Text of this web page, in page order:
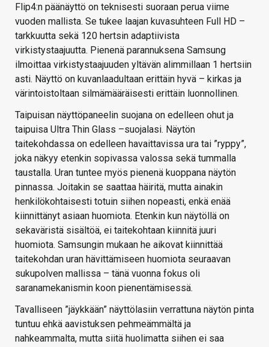
Flip4:n päänäyttö on teknisesti suoraan perua viime
vuoden mallista. Se tukee laajan kuvasuhteen Full HD –
tarkkuutta sekä 120 hertsin adaptiivista
virkistystaajuutta. Pienenä parannuksena Samsung
ilmoittaa virkistystaajuuden yltävän alimmillaan 1 hertsiin
asti. Näyttö on kuvanlaadultaan erittäin hyvä – kirkas ja
värintoistoltaan silmämääräisesti erittäin luonnollinen.
Taipuisan näyttöpaneelin suojana on edelleen ohut ja
taipuisa Ultra Thin Glass –suojalasi. Näytön
taitekohdassa on edelleen havaittavissa ura tai ”ryppy”,
joka näkyy etenkin sopivassa valossa sekä tummalla
taustalla. Uran tuntee myös pienenä kuoppana näytön
pinnassa. Joitakin se saattaa häiritä, mutta ainakin
henkilökohtaisesti totuin siihen nopeasti, enkä enää
kiinnittänyt asiaan huomiota. Etenkin kun näytöllä on
sekaväristä sisältöä, ei taitekohtaan kiinnitä juuri
huomiota. Samsungin mukaan he aikovat kiinnittää
taitekohdan uran hävittämiseen huomiota seuraavan
sukupolven mallissa – tänä vuonna fokus oli
saranamekanismin koon pienentämisessä.
Tavalliseen ”jäykkään” näyttölasiin verrattuna näytön pinta
tuntuu ehkä aavistuksen pehmeämmältä ja
nahkeammalta, mutta siitä huolimatta siihen ei saa